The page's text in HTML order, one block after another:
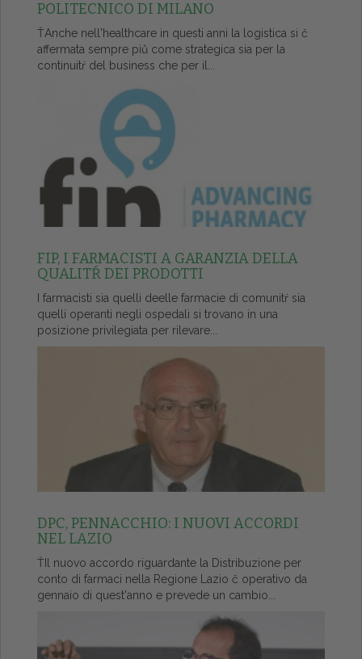
POLITECNICO DI MILANO
ŤAnche nell'healthcare in questi anni la logistica si č
affermata sempre piů come strategica sia per la
continuitŕ del business che per il...
FIP, I FARMACISTI A GARANZIA DELLA
QUALITŔ DEI PRODOTTI
I farmacisti sia quelli deelle farmacie di comunitŕ sia
quelli operanti negli ospedali si trovano in una
posizione privilegiata per rilevare...
DPC, PENNACCHIO: I NUOVI ACCORDI
NEL LAZIO
ŤIl nuovo accordo riguardante la Distribuzione per
conto di farmaci nella Regione Lazio č operativo da
gennaio di quest'anno e prevede un cambio...